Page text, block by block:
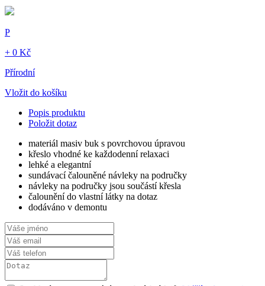
P
+ 0 Kč
Přírodní
Vložit do košíku
Popis produktu
Položit dotaz
materiál masiv buk s povrchovou úpravou
křeslo vhodné ke každodenní relaxaci
lehké a elegantní
sundávací čalouněné návleky na područky
návleky na područky jsou součástí křesla
čalounění do vlastní látky na dotaz
dodáváno v demontu